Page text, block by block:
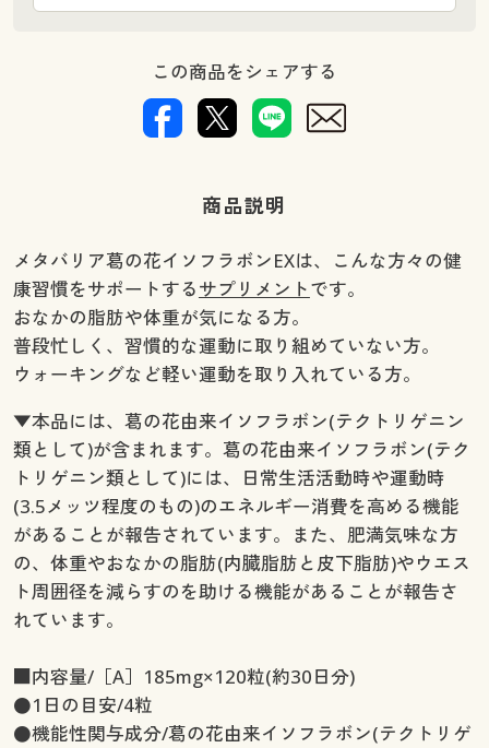
この商品をシェアする
商品説明
メタバリア葛の花イソフラボンEXは、こんな方々の健
康習慣をサポートするサプリメントです。
おなかの脂肪や体重が気になる方。
普段忙しく、習慣的な運動に取り組めていない方。
ウォーキングなど軽い運動を取り入れている方。
▼本品には、葛の花由来イソフラボン(テクトリゲニン
類として)が含まれます。葛の花由来イソフラボン(テク
トリゲニン類として)には、日常生活活動時や運動時
(3.5メッツ程度のもの)のエネルギー消費を高める機能
があることが報告されています。また、肥満気味な方
の、体重やおなかの脂肪(内臓脂肪と皮下脂肪)やウエス
ト周囲径を減らすのを助ける機能があることが報告さ
れています。
■内容量/［A］185mg×120粒(約30日分)
●1日の目安/4粒
●機能性関与成分/葛の花由来イソフラボン(テクトリゲ